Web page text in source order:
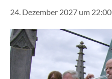
24. Dezember 2027 um 22:00